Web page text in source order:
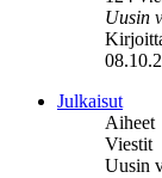
Uusin
Julkaisut
Aiheet
Viestit
Uusin